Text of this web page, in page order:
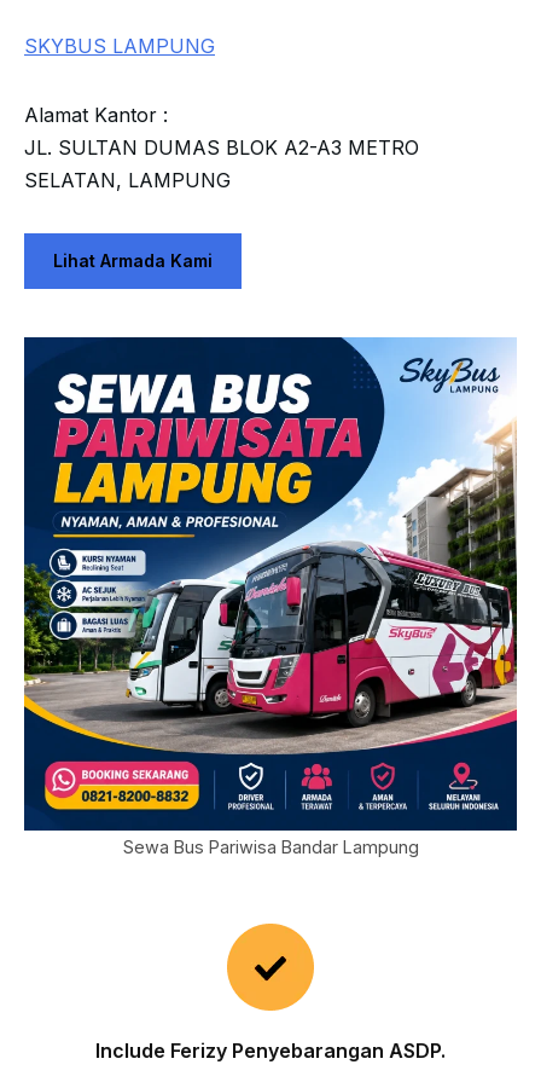
SKYBUS LAMPUNG
Alamat Kantor :
JL. SULTAN DUMAS BLOK A2-A3 METRO
SELATAN, LAMPUNG
Lihat Armada Kami
Sewa Bus Pariwisa Bandar Lampung
Include Ferizy Penyebarangan ASDP.